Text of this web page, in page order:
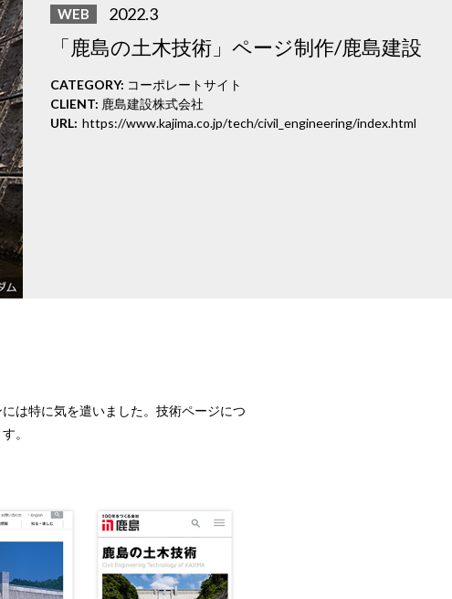
WEB 2022.3
「鹿島の土木技術」ページ制作/鹿島建設
CATEGORY: コーポレートサイト
CLIENT: 鹿島建設株式会社
URL: https://www.kajima.co.jp/tech/civil_engineering/index.html
は特に気を遣いました。技術ページにつ
。